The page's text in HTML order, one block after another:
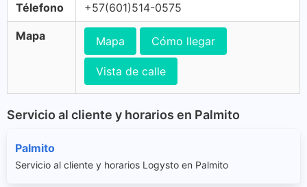
Télefono +57(601)514-0575
Mapa Mapa Cómo llegar
Vista de calle
Servicio al cliente y horarios en Palmito
Palmito
Servicio al cliente y horarios Logysto en Palmito